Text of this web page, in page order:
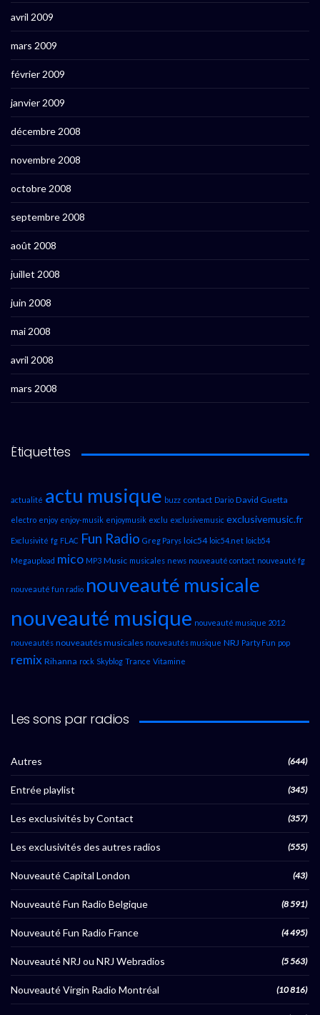
avril 2009
mars 2009
février 2009
janvier 2009
décembre 2008
novembre 2008
octobre 2008
septembre 2008
août 2008
juillet 2008
juin 2008
mai 2008
avril 2008
mars 2008
Étiquettes
actualité actu musique buzz contact Dario David Guetta
electro enjoy enjoy-musik enjoymusik exclu exclusivemusic exclusivemusic.fr
Exclusivité fg FLAC Fun Radio Greg Parys loic54 loic54.net loicb54
Megaupload mico MP3 Music musicales news nouveauté contact nouveauté fg
nouveauté fun radio nouveauté musicale
nouveauté musique nouveauté musique 2012
nouveautés nouveautés musicales nouveautés musique NRJ Party Fun pop
remix Rihanna rock Skyblog Trance Vitamine
Les sons par radios
Autres (644)
Entrée playlist (345)
Les exclusivités by Contact (357)
Les exclusivités des autres radios (555)
Nouveauté Capital London (43)
Nouveauté Fun Radio Belgique (8 591)
Nouveauté Fun Radio France (4 495)
Nouveauté NRJ ou NRJ Webradios (5 563)
Nouveauté Virgin Radio Montréal (10 816)